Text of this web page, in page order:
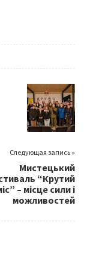
Следующая запись »
Мистецький
“Крутий
– місце сили і
можливостей